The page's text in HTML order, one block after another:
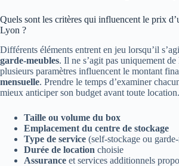
Quels sont les critères qui influencent le prix
Lyon ?
Différents éléments entrent en jeu lorsqu’il
garde-meubles. Il ne s’agit pas uniquement de
plusieurs paramètres influencent le montant
mensuelle. Prendre le temps d’examiner
mieux anticiper son budget avant toute location.
Taille ou volume du box
Emplacement du centre de stockage
Type de service (self-stockage ou
Durée de location choisie
Assurance et services additionnels